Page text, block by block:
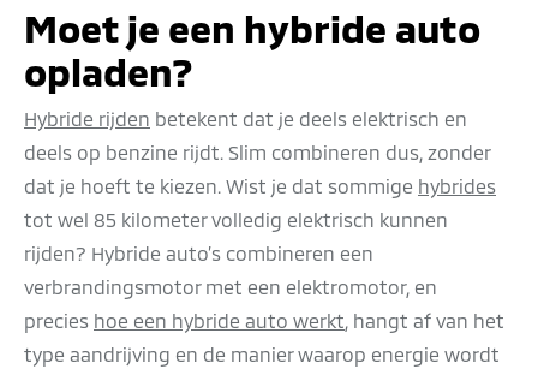
Moet je een hybride auto
opladen?
Hybride rijden betekent dat je deels elektrisch en
deels op benzine rijdt. Slim combineren dus, zonder
dat je hoeft te kiezen. Wist je dat sommige hybrides
tot wel 85 kilometer volledig elektrisch kunnen
rijden? Hybride auto’s combineren een
verbrandingsmotor met een elektromotor, en
precies hoe een hybride auto werkt, hangt af van het
type aandrijving en de manier waarop energie wordt